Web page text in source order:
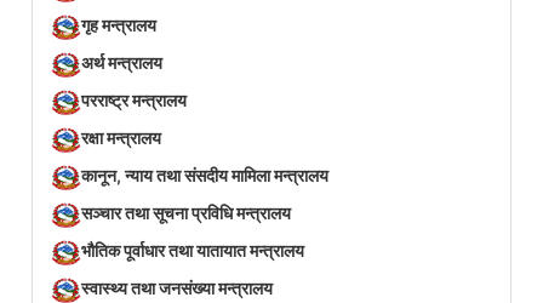
गृह मन्त्रालय
अर्थ मन्त्रालय
परराष्ट्र मन्त्रालय
रक्षा मन्त्रालय
कानून, न्याय तथा संसदीय मामिला मन्त्रालय
सञ्‍चार तथा सूचना प्रविधि मन्त्रालय
भौतिक पूर्वाधार तथा यातायात मन्त्रालय
स्वास्थ्य तथा जनसंख्या मन्त्रालय